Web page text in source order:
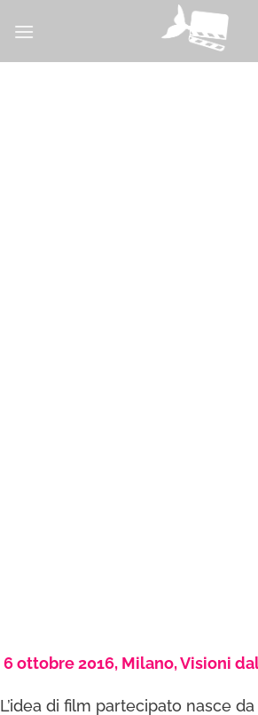
6 ottobre 2016, Milano, Visioni
L’idea di film partecipato nasce